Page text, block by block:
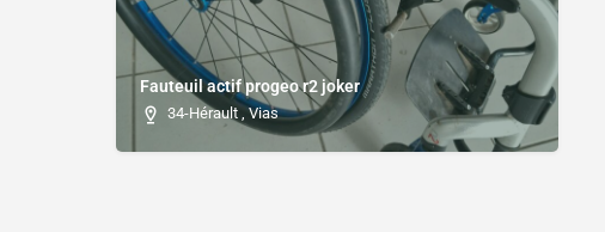
Fauteuil actif progeo r2 joker
34-Hérault , Vias